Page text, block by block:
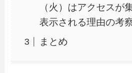
（火）はアクセスが
表示される理由の考
まとめ